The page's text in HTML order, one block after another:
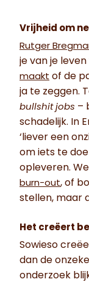
Vrijheid om
Rutger
je van je
maakt of de
ja te zeggen.
bullshit jobs –
schadelijk. In
‘liever een
om iets te
opleveren.
burn-out, of
stellen, maar
Het creëert
Sowieso
dan de
onderzoek